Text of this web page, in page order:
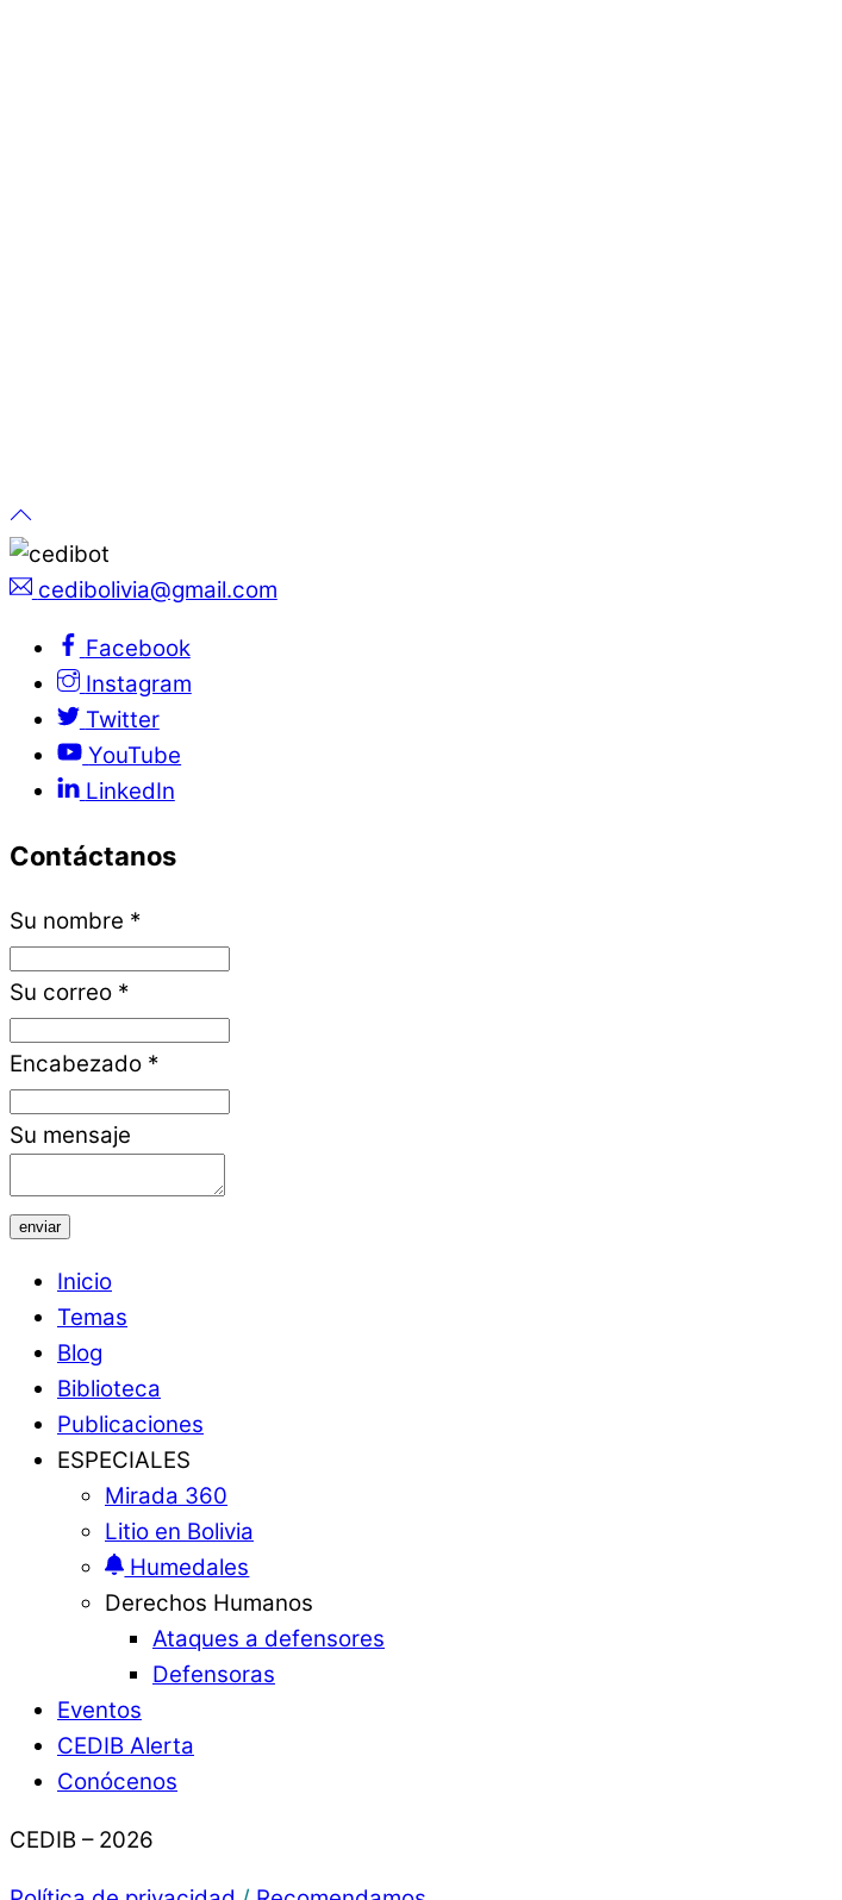
cedibolivia@gmail.com
Facebook
Instagram
Twitter
YouTube
LinkedIn
Contáctanos
Su nombre *
Su correo *
Encabezado *
Su mensaje
enviar
Inicio
Temas
Blog
Biblioteca
Publicaciones
ESPECIALES
Mirada 360
Litio en Bolivia
Humedales
Derechos Humanos
Ataques a defensores
Defensoras
Eventos
CEDIB Alerta
Conócenos
CEDIB – 2026